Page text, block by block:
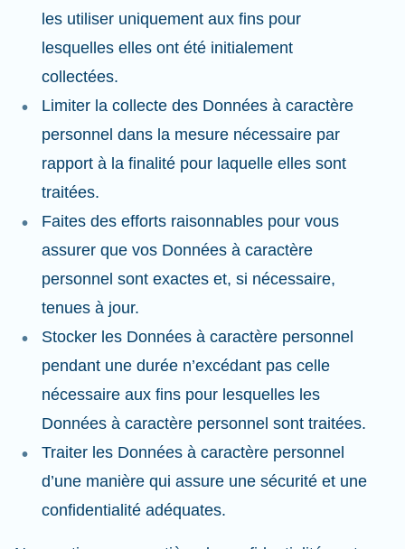
les utiliser uniquement aux fins pour
lesquelles elles ont été initialement
collectées.
Limiter la collecte des Données à caractère
personnel dans la mesure nécessaire par
rapport à la finalité pour laquelle elles sont
traitées.
Faites des efforts raisonnables pour vous
assurer que vos Données à caractère
personnel sont exactes et, si nécessaire,
tenues à jour.
Stocker les Données à caractère personnel
pendant une durée n’excédant pas celle
nécessaire aux fins pour lesquelles les
Données à caractère personnel sont traitées.
Traiter les Données à caractère personnel
d’une manière qui assure une sécurité et une
confidentialité adéquates.